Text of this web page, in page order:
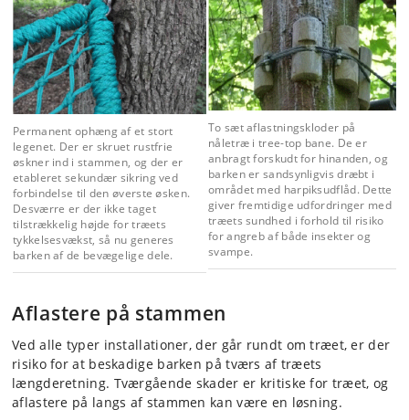
Permanent ophæng af et stort
legenet. Der er skruet rustfrie
øskner ind i stammen, og der er
etableret sekundær sikring ved
forbindelse til den øverste øsken.
Desværre er der ikke taget
tilstrækkelig højde for træets
tykkelsesvækst, så nu generes
barken af de bevægelige dele.
To sæt aflastningskloder på
nåletræ i tree-top bane. De er
anbragt forskudt for hinanden, og
barken er sandsynligvis dræbt i
området med harpiksudflåd. Dette
giver fremtidige udfordringer med
træets sundhed i forhold til risiko
for angreb af både insekter og
svampe.
Aflastere på stammen
Ved alle typer installationer, der går rundt om træet, er der
risiko for at beskadige barken på tværs af træets
længderetning. Tværgående skader er kritiske for træet, og
aflastere på langs af stammen kan være en løsning.